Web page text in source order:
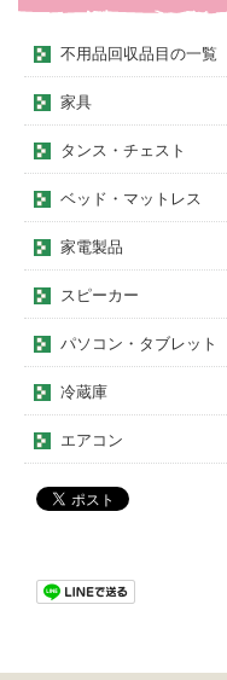
不用品回収品目の一覧
家具
タンス・チェスト
ベッド・マットレス
家電製品
スピーカー
パソコン・タブレット
冷蔵庫
エアコン